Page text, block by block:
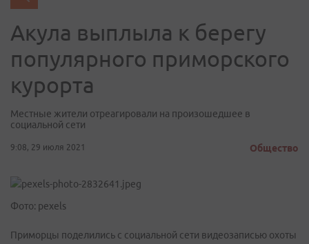
Акула выплыла к берегу
популярного приморского
курорта
Местные жители отреагировали на произошедшее в
социальной сети
9:08, 29 июля 2021 Общество
Фото: pexels
Приморцы поделились с социальной сети видеозаписью охоты